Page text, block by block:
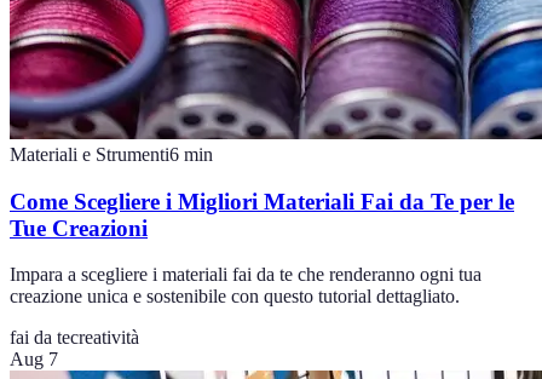
Materiali e Strumenti6 min
Come Scegliere i Migliori Materiali Fai da Te per le
Tue Creazioni
Impara a scegliere i materiali fai da te che renderanno ogni tua
creazione unica e sostenibile con questo tutorial dettagliato.
fai da tecreatività
Aug 7